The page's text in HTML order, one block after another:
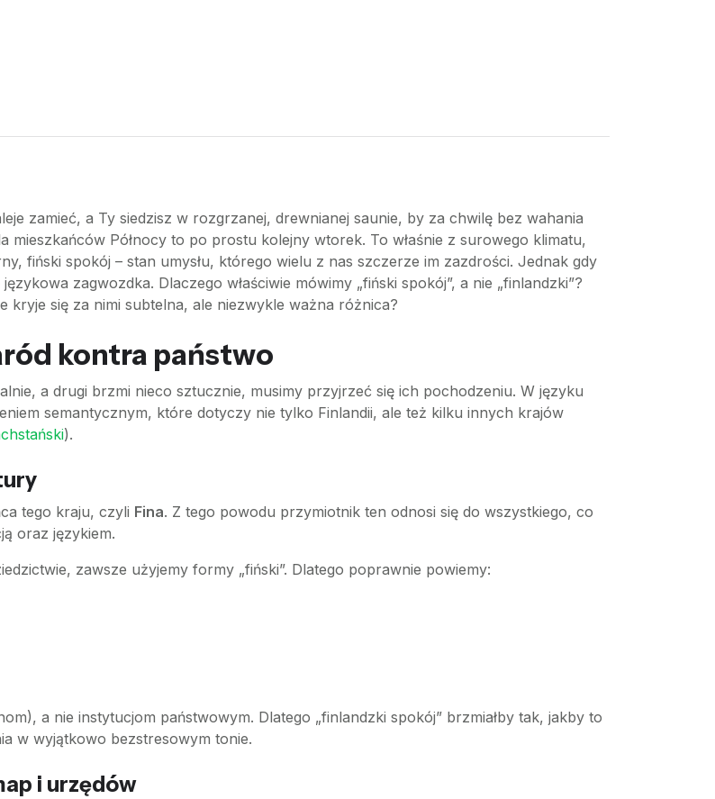
zamieć, a Ty siedzisz w rozgrzanej, drewnianej saunie, by za chwilę bez wahania
Północy to po prostu kolejny wtorek. To właśnie z surowego klimatu,
fiński spokój – stan umysłu, którego wielu z nas szczerze im zazdrości. Jednak gdy
zagwozdka. Dlaczego właściwie mówimy „fiński spokój”, a nie „finlandzki”?
kryje się za nimi subtelna, ale niezwykle ważna różnica?
kontra państwo
a drugi brzmi nieco sztucznie, musimy przyjrzeć się ich pochodzeniu. W języku
semantycznym, które dotyczy nie tylko Finlandii, ale też kilku innych krajów
).
tego kraju, czyli Fina. Z tego powodu przymiotnik ten odnosi się do wszystkiego, co
oraz językiem.
zawsze użyjemy formy „fiński”. Dlatego poprawnie powiemy:
a nie instytucjom państwowym. Dlatego „finlandzki spokój” brzmiałby tak, jakby to
w wyjątkowo bezstresowym tonie.
i urzędów